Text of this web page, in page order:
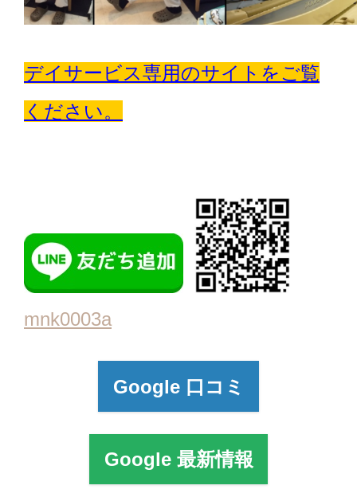
デイサービス専用のサイトをご覧
ください。
mnk0003a
Google 口コミ
Google 最新情報